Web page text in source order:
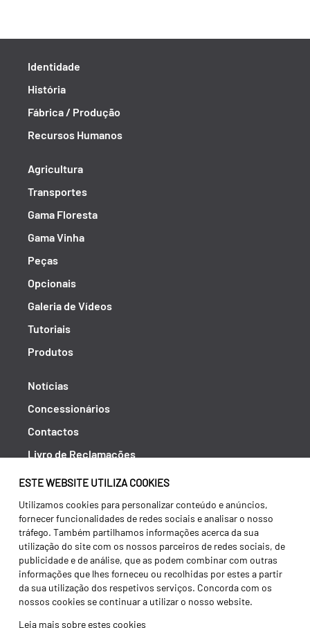
ESTE WEBSITE UTILIZA COOKIES
Utilizamos cookies para personalizar conteúdo e anúncios,
fornecer funcionalidades de redes sociais e analisar o nosso
tráfego. Também partilhamos informações acerca da sua
utilização do site com os nossos parceiros de redes sociais, de
publicidade e de análise, que as podem combinar com outras
informações que lhes forneceu ou recolhidas por estes a partir
da sua utilização dos respetivos serviços. Concorda com os
nossos cookies se continuar a utilizar o nosso website.
Leia mais sobre estes cookies
Identidade
História
Fábrica / Produção
Recursos Humanos
Agricultura
Transportes
Gama Floresta
Gama Vinha
Peças
Opcionais
Galeria de Vídeos
Tutoriais
Produtos
Notícias
Concessionários
Contactos
Livro de Reclamações
Política de Privacidade
Canal de Denúncias (RGPC)
Termos e condições